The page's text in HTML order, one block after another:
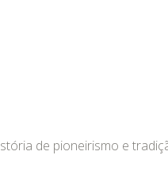
de pioneirismo e